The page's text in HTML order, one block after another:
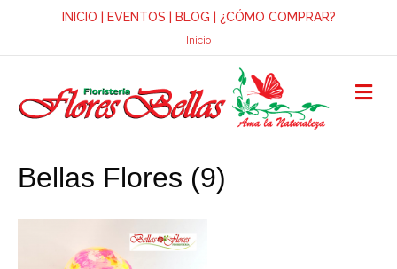
INICIO EVENTOS BLOG ¿CÓMO COMPRAR?
Inicio
M
E
Bellas Flores (9)